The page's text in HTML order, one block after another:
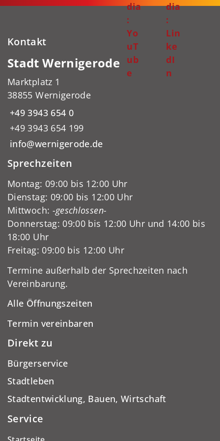
dia
:
Yo
uT
ub
e
dia
:
Lin
ke
dI
n
Kontakt
Stadt Wernigerode
Marktplatz 1
38855 Wernigerode
+49 3943 654 0
+49 3943 654 199
info@wernigerode.de
Sprechzeiten
Montag: 09:00 bis 12:00 Uhr
Dienstag: 09:00 bis 12:00 Uhr
Mittwoch: -geschlossen-
Donnerstag: 09:00 bis 12:00 Uhr und 14:00 bis
18:00 Uhr
Freitag: 09:00 bis 12:00 Uhr
Termine außerhalb der Sprechzeiten nach
Vereinbarung.
Alle Öffnungszeiten
Termin vereinbaren
Direkt zu
Bürgerservice
Stadtleben
Stadtentwicklung, Bauen, Wirtschaft
Service